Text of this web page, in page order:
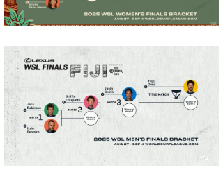
chappy
Romisea